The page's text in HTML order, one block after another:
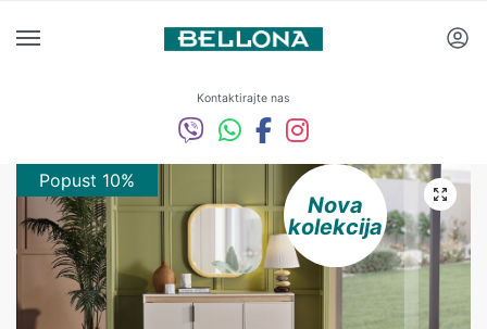
Kontaktirajte nas
Nova
kolekcija
Popust 10%